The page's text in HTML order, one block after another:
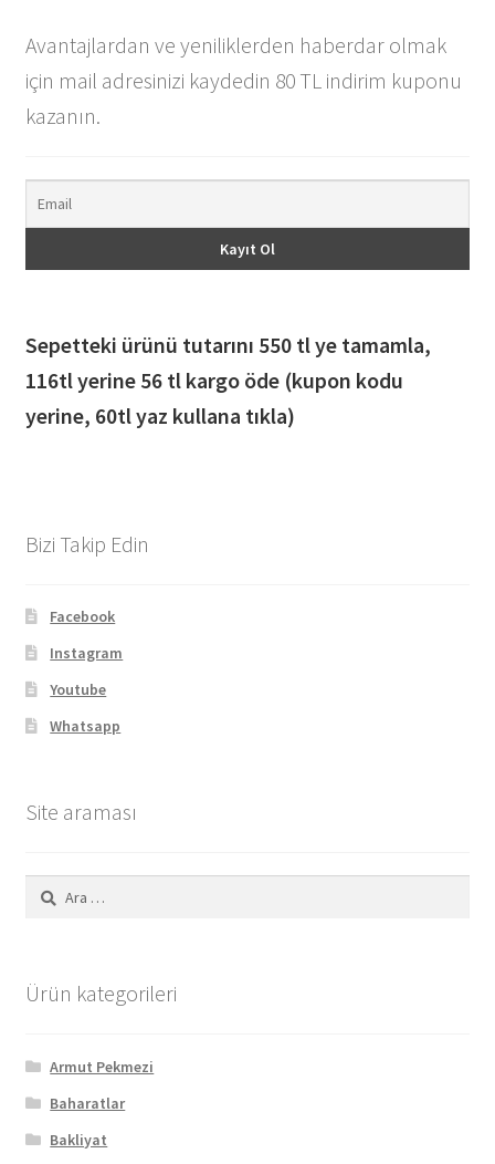
Avantajlardan ve yeniliklerden haberdar olmak
için mail adresinizi kaydedin 80 TL indirim kuponu
kazanın.
Sepetteki ürünü tutarını 550 tl ye tamamla,
116tl yerine 56 tl kargo öde (kupon kodu
yerine, 60tl yaz kullana tıkla)
Bizi Takip Edin
Facebook
Instagram
Youtube
Whatsapp
Site araması
Arama:
Ürün kategorileri
Armut Pekmezi
Baharatlar
Bakliyat